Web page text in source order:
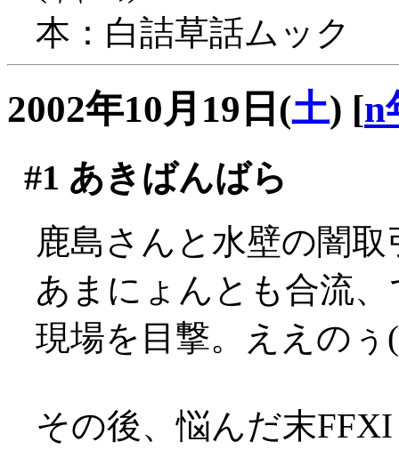
本：白詰草話ムック
2002年10月19日(土) [n
#1 あきばんばら
鹿島さんと水壁の闇取
あまにょんとも合流、
現場を目撃。ええのぅ
その後、悩んだ末